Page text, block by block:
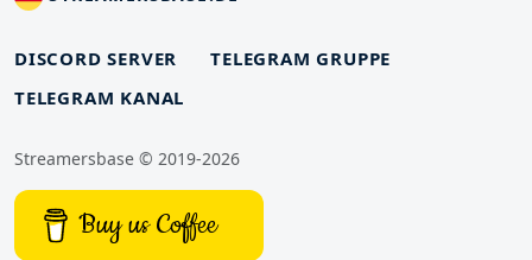
DISCORD SERVER
TELEGRAM GRUPPE
TELEGRAM KANAL
Streamersbase © 2019-2026
Buy us Coffee